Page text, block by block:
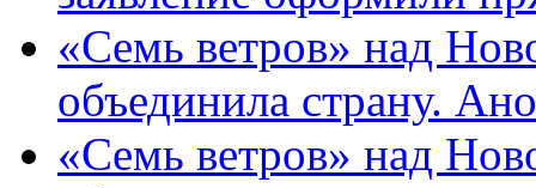
«Семь ветров» над
объединила страну.
«Семь ветров» над